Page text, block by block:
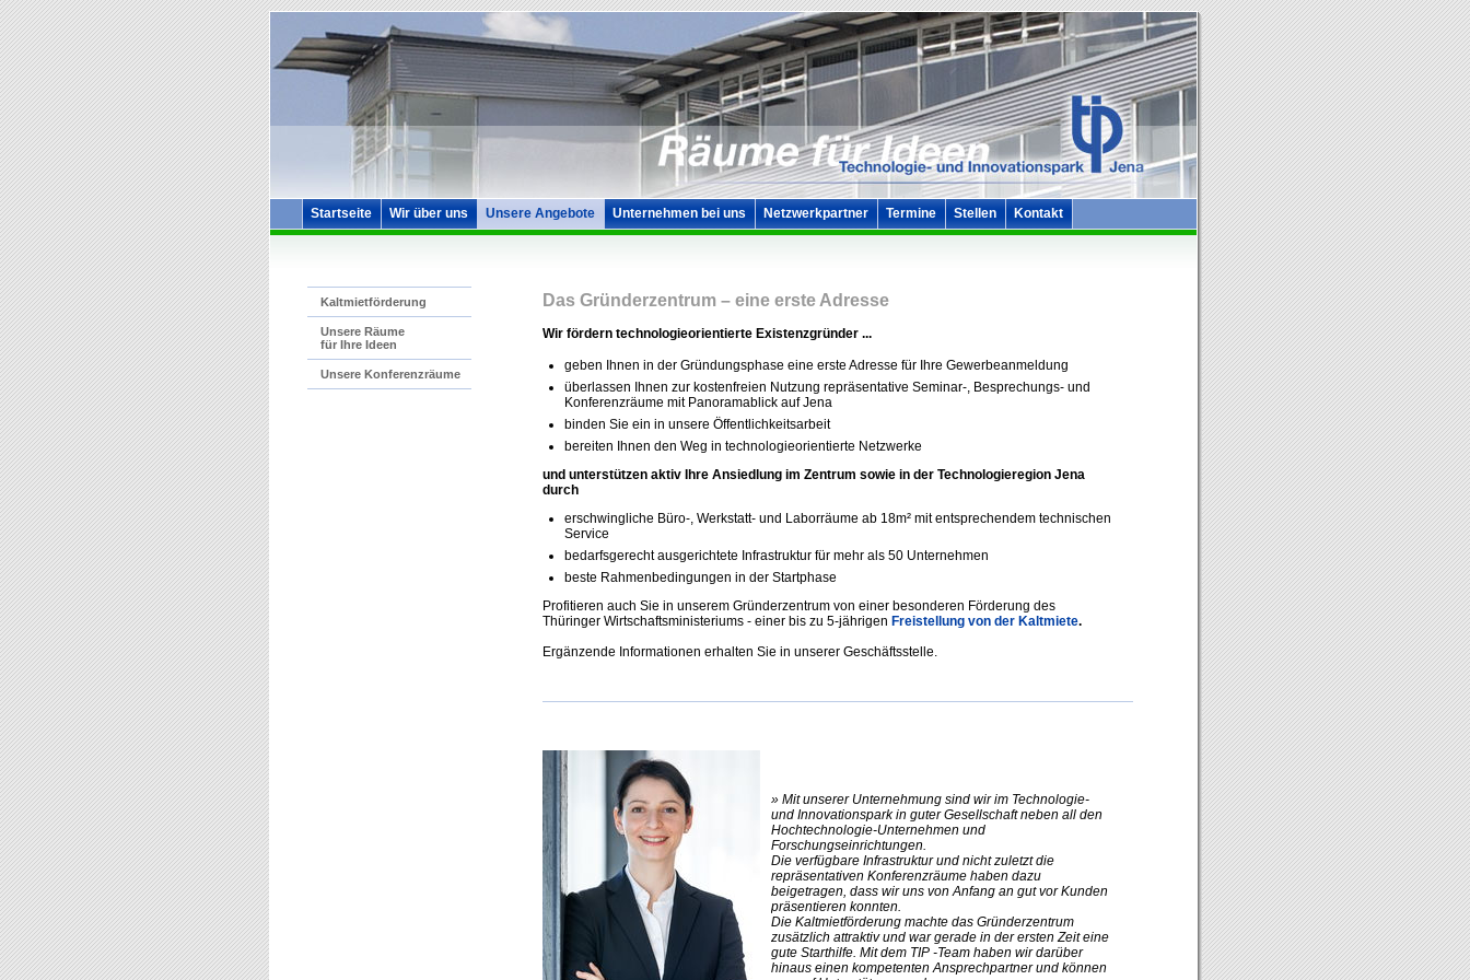
Startseite Wir über uns Unsere Angebote Unternehmen bei uns Netzwerkpartner Termine Stellen Kontakt
Kaltmietförderung
Unsere Räume
für Ihre Ideen
Unsere Konferenzräume
Das Gründerzentrum – eine erste Adresse
Wir fördern technologieorientierte Existenzgründer ...
geben Ihnen in der Gründungsphase eine erste Adresse für Ihre Gewerbeanmeldung
überlassen Ihnen zur kostenfreien Nutzung repräsentative Seminar-, Besprechungs- und
Konferenzräume mit Panoramablick auf Jena
binden Sie ein in unsere Öffentlichkeitsarbeit
bereiten Ihnen den Weg in technologieorientierte Netzwerke
und unterstützen aktiv Ihre Ansiedlung im Zentrum sowie in der Technologieregion Jena
durch
erschwingliche Büro-, Werkstatt- und Laborräume ab 18m² mit entsprechendem technischen
Service
bedarfsgerecht ausgerichtete Infrastruktur für mehr als 50 Unternehmen
beste Rahmenbedingungen in der Startphase
Profitieren auch Sie in unserem Gründerzentrum von einer besonderen Förderung des
Thüringer Wirtschaftsministeriums - einer bis zu 5-jährigen Freistellung von der Kaltmiete.
Ergänzende Informationen erhalten Sie in unserer Geschäftsstelle.
» Mit unserer Unternehmung sind wir im Technologie-
und Innovationspark in guter Gesellschaft neben all den
Hochtechnologie-Unternehmen und
Forschungseinrichtungen.
Die verfügbare Infrastruktur und nicht zuletzt die
repräsentativen Konferenzräume haben dazu
beigetragen, dass wir uns von Anfang an gut vor Kunden
präsentieren konnten.
Die Kaltmietförderung machte das Gründerzentrum
zusätzlich attraktiv und war gerade in der ersten Zeit eine
gute Starthilfe. Mit dem TIP -Team haben wir darüber
hinaus einen kompetenten Ansprechpartner und können